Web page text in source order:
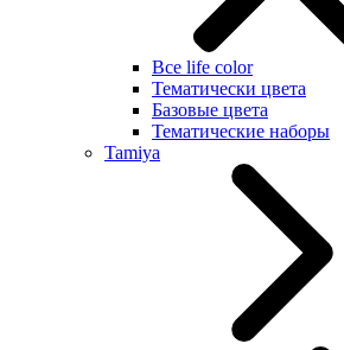
Все life color
Тематически цвета
Базовые цвета
Тематические наборы
Tamiya